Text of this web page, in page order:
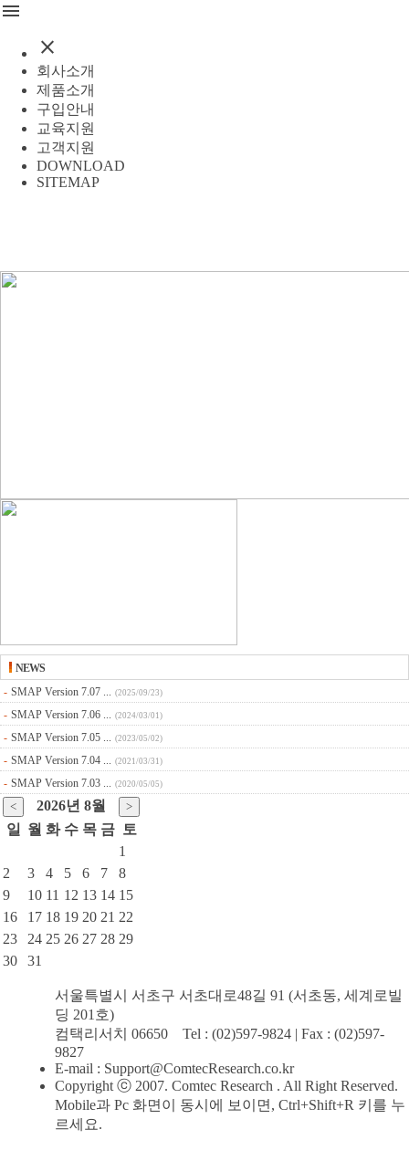
menu
close
회사소개
제품소개
구입안내
교육지원
고객지원
DOWNLOAD
SITEMAP
NEWS
- SMAP Version 7.07 ... (2025/09/23)
- SMAP Version 7.06 ... (2024/03/01)
- SMAP Version 7.05 ... (2023/05/02)
- SMAP Version 7.04 ... (2021/03/31)
- SMAP Version 7.03 ... (2020/05/05)
2026년 8월
일
월 화 수 목 금 토
1
2
3 4 5 6 7
8
9
10 11 12 13 14 15
16
17 18 19 20 21 22
23
24 25 26 27 28 29
30
31
서울특별시 서초구 서초대로48길 91 (서초동, 세계로빌
딩 201호)
컴택리서치 06650 Tel : (02)597-9824 | Fax : (02)597-
9827
E-mail : Support@ComtecResearch.co.kr
Copyright ⓒ 2007. Comtec Research . All Right Reserved.
Mobile과 Pc 화면이 동시에 보이면, Ctrl+Shift+R 키를 누
르세요.